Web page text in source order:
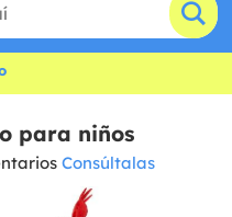
para niños
Consúltalas